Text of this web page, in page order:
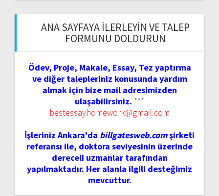
ANA SAYFAYA İLERLEYIN VE TALEP
FORMUNU DOLDURUN
Ödev, Proje, Makale, Essay, Tez yaptırma
ve diğer talepleriniz konusunda yardım
almak için bize mail adresimizden
ulaşabilirsiniz. ***
bestessayhomework@gmail.com
İşleriniz Ankara'da billgatesweb.comşirketi
referansı ile, doktora seviyesinin üzerinde
dereceli uzmanlar tarafından
yapılmaktadır. Her alanla ilgili desteğimiz
mevcuttur.